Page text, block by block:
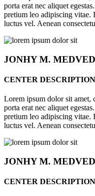
porta erat nec aliquet
pretium leo adipiscing vitae.
luctus vel. Aenean
JONHYM.
CENTER DESCRIPTION
Lorem ipsum dolor sit amet,
porta erat nec aliquet
pretium leo adipiscing vitae.
luctus vel. Aenean
JONHYM.
CENTER DESCRIPTION